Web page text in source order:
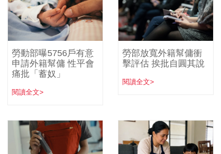
勞動部曝5756戶有意
申請外籍幫傭 性平會
痛批「蓄奴」
閱讀全文>
勞部放寬外籍幫傭衝
擊評估 挨批自圓其說
閱讀全文>